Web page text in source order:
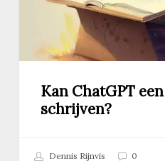
Kan ChatGPT
schrijven?
Dennis Rijnvis 0